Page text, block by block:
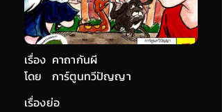
เรื่อง คาถากันผี
การ์ตูนทวีปัญญา
โดย
เรื่องย่อ